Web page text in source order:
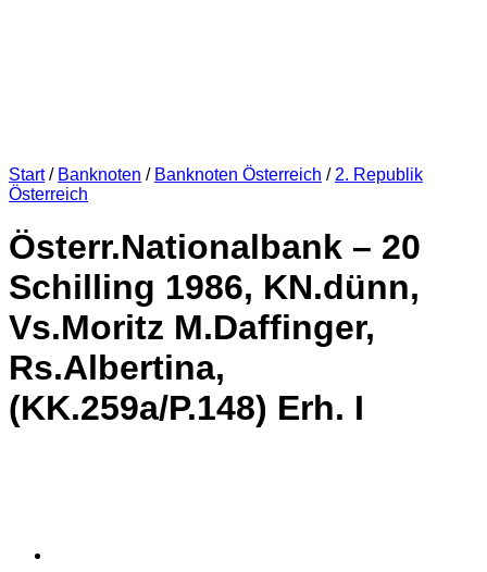
Start / Banknoten / Banknoten Österreich / 2. Republik
Österreich
Österr.Nationalbank – 20
Schilling 1986, KN.dünn,
Vs.Moritz M.Daffinger,
Rs.Albertina,
(KK.259a/P.148) Erh. I